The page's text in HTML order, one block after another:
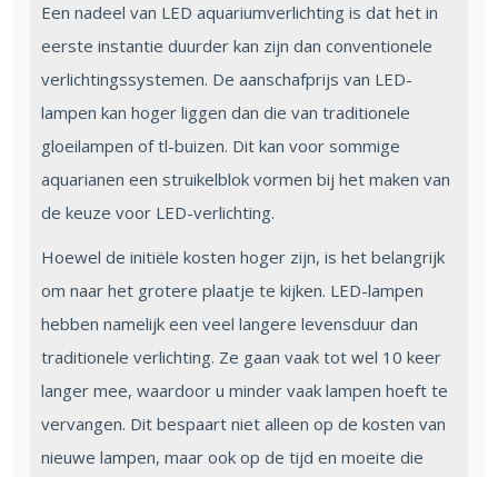
Een nadeel van LED aquariumverlichting is dat het in
eerste instantie duurder kan zijn dan conventionele
verlichtingssystemen. De aanschafprijs van LED-
lampen kan hoger liggen dan die van traditionele
gloeilampen of tl-buizen. Dit kan voor sommige
aquarianen een struikelblok vormen bij het maken van
de keuze voor LED-verlichting.
Hoewel de initiële kosten hoger zijn, is het belangrijk
om naar het grotere plaatje te kijken. LED-lampen
hebben namelijk een veel langere levensduur dan
traditionele verlichting. Ze gaan vaak tot wel 10 keer
langer mee, waardoor u minder vaak lampen hoeft te
vervangen. Dit bespaart niet alleen op de kosten van
nieuwe lampen, maar ook op de tijd en moeite die